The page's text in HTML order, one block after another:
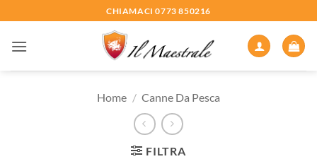
ai
contenuti
CHIAMACI 0773 850216
Home / Canne Da Pesca
FILTRA